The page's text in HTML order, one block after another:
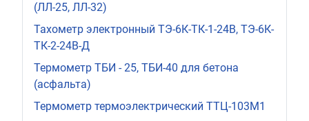
(ЛЛ-25, ЛЛ-32)
Тахометр электронный ТЭ-6К-ТК-1-24В, ТЭ-6К-
ТК-2-24В-Д
Термометр ТБИ - 25, ТБИ-40 для бетона
(асфальта)
Термометр термоэлектрический ТТЦ-103М1